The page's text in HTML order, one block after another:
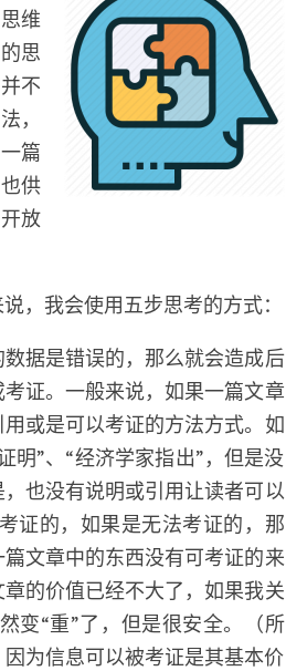
维
思
不
，
篇
供
放
，我会使用五步思考的方式：
据是错误的，那么就会造成后
证。一般来说，如果一篇文章
或是可以考证的方法方式。如
明”、“经济学家指出”，但是没
也没有说明或引用让读者可以
证的，如果是无法考证的，那
文章中的东西没有可考证的来
的价值已经不大了，如果我关
变“重”了，但是很安全。（所
为信息可以被考证是其基本价